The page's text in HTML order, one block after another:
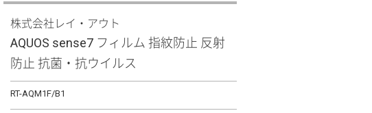
株式会社レイ・アウト
AQUOS sense7 フィルム 指紋防止 反射
防止 抗菌・抗ウイルス
RT-AQM1F/B1